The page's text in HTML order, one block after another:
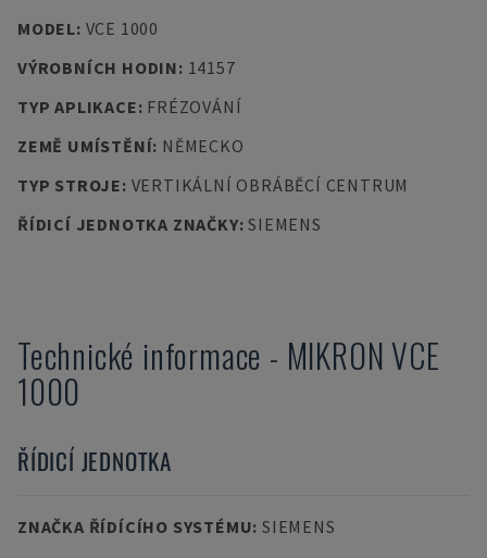
MODEL: VCE 1000
VÝROBNÍCH HODIN: 14157
TYP APLIKACE: FRÉZOVÁNÍ
ZEMĚ UMÍSTĚNÍ: NĚMECKO
TYP STROJE: VERTIKÁLNÍ OBRÁBĚCÍ CENTRUM
ŘÍDICÍ JEDNOTKA ZNAČKY:SIEMENS
Technické informace - MIKRON VCE
1000
ŘÍDICÍ JEDNOTKA
ZNAČKA ŘÍDÍCÍHO SYSTÉMU: SIEMENS